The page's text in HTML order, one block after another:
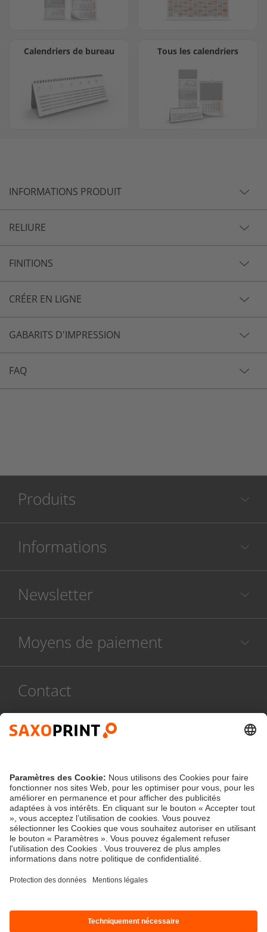
Calendriers de bureau Tous les calendriers
INFORMATIONS PRODUIT
RELIURE
FINITIONS
CRÉER EN LIGNE
GABARITS D'IMPRESSION
FAQ
Produits
Informations
Newsletter
Moyens de paiement
Contact
Service compétent et personnalisé
Lun - ven : 8h - 17h
Contact
service@saxoprint.be
Allemagne
Protection des données|Mentions légales